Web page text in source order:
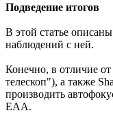
Подведение итогов
В этой статье
наблюдений с ней.
Конечно, в отличие
телескоп"), а также
производить
EAA.